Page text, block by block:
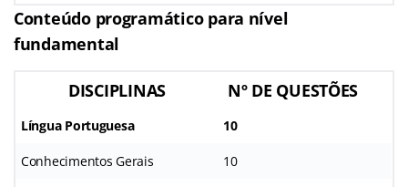
Conteúdo programático para nível
fundamental
DISCIPLINAS Nº DE QUESTÕES
Língua Portuguesa 10
Conhecimentos Gerais 10